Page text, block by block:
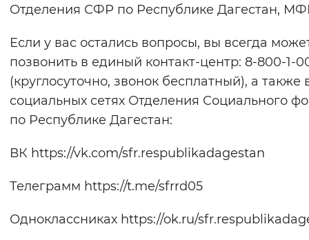
Отделения СФР по Республике Дагестан,
Если у вас остались вопросы, вы всегда
позвонить в единый контакт-центр: 8-800-1-
(круглосуточно, звонок бесплатный), а также
социальных сетях Отделения Социального
по Республике Дагестан:
ВК https://vk.com/sfr.respublikadagestan
Телеграмм https://t.me/sfrrd05
Одноклассниках https://ok.ru/